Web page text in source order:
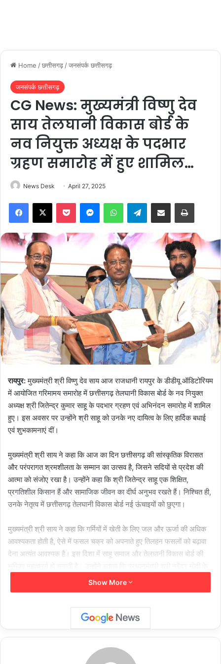
Home /छत्तीसगढ़ /जनसंपर्क छत्तीसगढ़
जनसंपर्क छत्तीसगढ़
CG News: मुख्यमंत्री विष्णु देव
साय तेलघानी विकास बोर्ड के
नव नियुक्त अध्यक्ष के पदभार
ग्रहण समारोह में हुए शामिल…
News Desk April 27, 2025
Telegram
रायपुर:मुख्यमंत्री श्री विष्णु देव साय आज राजधानी रायपुर के डीडीयू ऑडिटोरियम
में आयोजित गरिमामय समारोह में छत्तीसगढ़ तेलघानी विकास बोर्ड के नव नियुक्त
अध्यक्ष श्री जितेन्द्र कुमार साहू के पदभार ग्रहण एवं अभिनंदन समारोह में शामिल
हुए। इस अवसर पर उन्होंने श्री साहू को उनके नए दायित्व के लिए हार्दिक बधाई
एवं शुभकामनाएं दीं।
मुख्यमंत्री श्री साय ने कहा कि आज का दिन छत्तीसगढ़ की सांस्कृतिक विरासत
और परंपरागत श्रमशीलता के सम्मान का उत्सव है, जिसने सदियों से प्रदेश की
आत्मा को संजोए रखा है। उन्होंने कहा कि श्री जितेन्द्र साहू एक शिक्षित,
प्रगतिशील किसान हैं और सामाजिक जीवन का दीर्घ अनुभव रखते हैं। निश्चित ही,
उनके नेतृत्व में छत्तीसगढ़ तेलघानी विकास बोर्ड नई ऊंचाइयों को छुएगा।
मुख्यमंत्री श्री साय ने कहा कि गर्मियों में खेती के लिए जल और ऊर्जा की अधिक
आवश्यकता होती है, ऐसे में फसल चक्र को अपनाते हुए तिलहन फसलों को बढ़ावा
देना अत्यंत आवश्यक है। इस दिशा में साहू समाज और तेलघानी विकास बोर्ड की
नेतृत्व में ‘लोकल फॉर वोकल’ अभियान को गति मिल रही है, जिसमें तेलघानी विकास
बोर्ड प्रभावी योगदान दे सकता है।
मुख्यमंत्री ने सरगुजा जिले के एक गांव का उदाहरण देते हुए कहा कि वहां के किसान
सामूहिक रूप से ऑर्गेनिक सुगंधित चावल का उत्पादन कर रहे हैं और उसे 300
रुपये प्रति किलो के भाव से बेच रहे हैं। इसी तरह कुछ किसान पारंपरिक विधि से
सरसों का तेल निकालकर 1,000 रुपये प्रति लीटर तक बेच रहे हैं। ऐसे नवाचारों
Show More